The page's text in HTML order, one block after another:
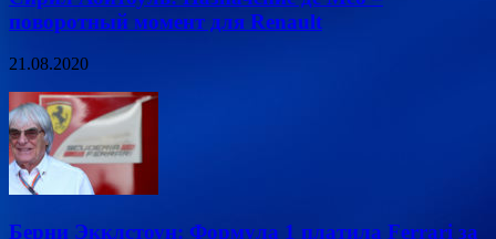
поворотный момент для Renault
21.08.2020
Берни Экклстоун: Формула 1 платила Ferrari за